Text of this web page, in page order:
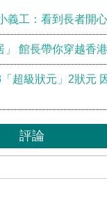
義工：看到長者開
」 館長帶你穿越香
超級狀元」2狀元
評論